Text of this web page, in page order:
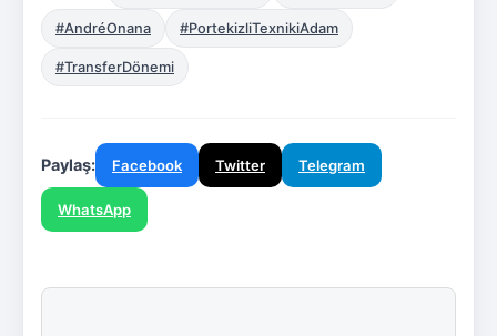
#AndréOnana #PortekizliTexnikiAdam
#TransferDönemi
Paylaş: Facebook Twitter Telegram
WhatsApp